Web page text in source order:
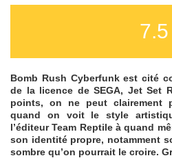
7.5
Bomb Rush Cyberfunk est cité
de la licence de SEGA, Jet Set
points, on ne peut clairement
quand on voit le style
l’éditeur Team Reptile à quand
son identité propre, notamment
sombre qu’on pourrait le croire.